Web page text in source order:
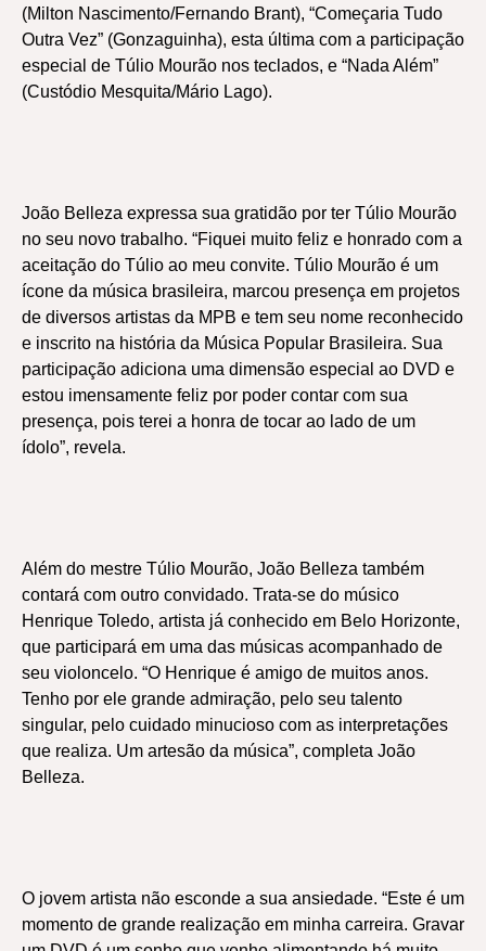
(Milton Nascimento/Fernando Brant), “Começaria Tudo
Outra Vez” (Gonzaguinha), esta última com a participação
especial de Túlio Mourão nos teclados, e “Nada Além”
(Custódio Mesquita/Mário Lago).
João Belleza expressa sua gratidão por ter Túlio Mourão
no seu novo trabalho. “Fiquei muito feliz e honrado com a
aceitação do Túlio ao meu convite. Túlio Mourão é um
ícone da música brasileira, marcou presença em projetos
de diversos artistas da MPB e tem seu nome reconhecido
e inscrito na história da Música Popular Brasileira. Sua
participação adiciona uma dimensão especial ao DVD e
estou imensamente feliz por poder contar com sua
presença, pois terei a honra de tocar ao lado de um
ídolo”, revela.
Além do mestre Túlio Mourão, João Belleza também
contará com outro convidado. Trata-se do músico
Henrique Toledo, artista já conhecido em Belo Horizonte,
que participará em uma das músicas acompanhado de
seu violoncelo. “O Henrique é amigo de muitos anos.
Tenho por ele grande admiração, pelo seu talento
singular, pelo cuidado minucioso com as interpretações
que realiza. Um artesão da música”, completa João
Belleza.
O jovem artista não esconde a sua ansiedade. “Este é um
momento de grande realização em minha carreira. Gravar